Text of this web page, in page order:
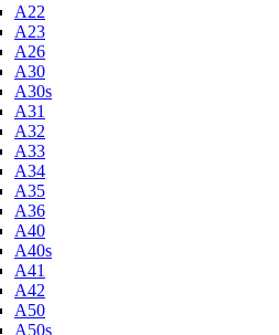
A22
A23
A26
A30
A30s
A31
A32
A33
A34
A35
A36
A40
A40s
A41
A42
A50
A50s